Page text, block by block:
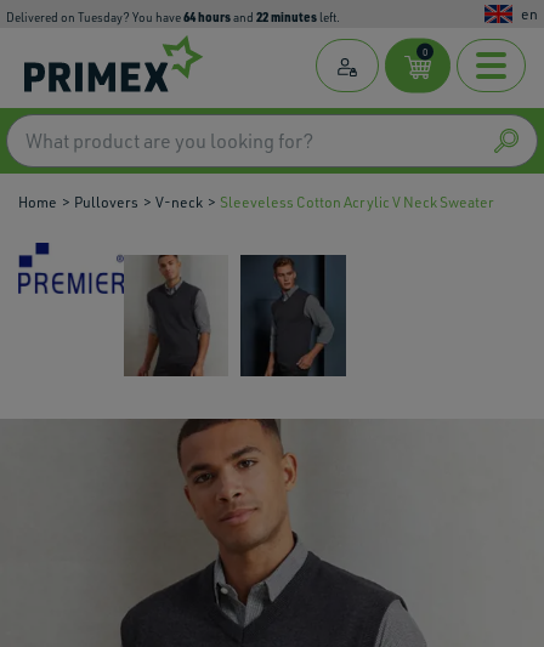
Delivered on Tuesday? You have64hoursand 22minutes left. en
0
Home Pullovers V-neck Sleeveless Cotton Acrylic V Neck Sweater